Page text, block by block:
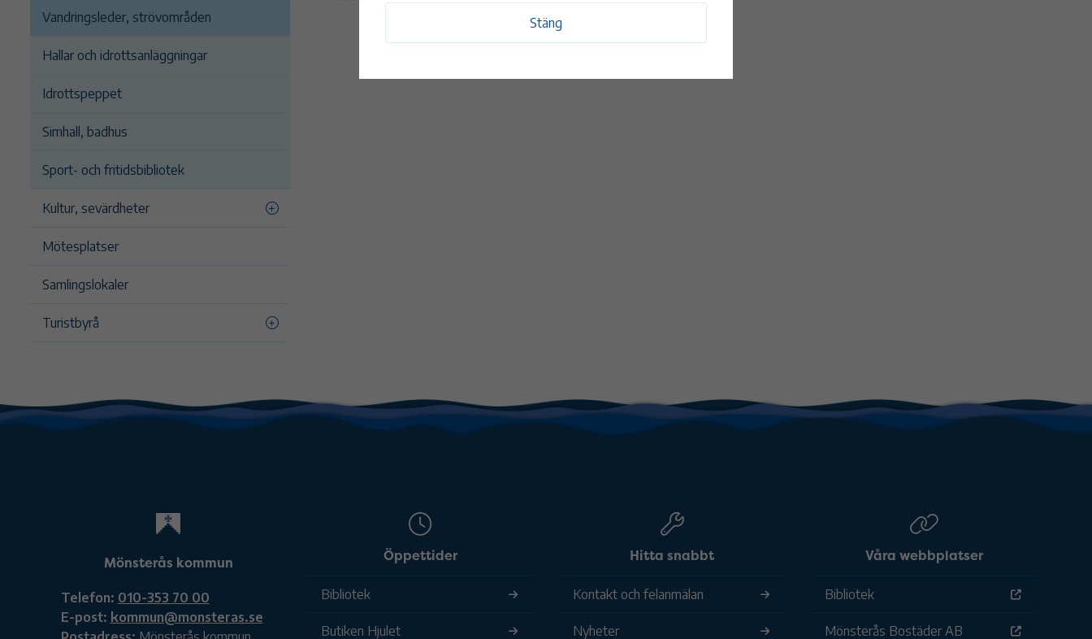
Vandringsleder, strövområden
Hallar och idrottsanläggningar
Idrottspeppet
Simhall, badhus
Sport- och fritidsbibliotek
Kultur, sevärdheter
Mötesplatser
Samlingslokaler
Turistbyrå
Mönsterås kommun
Telefon: 010-353 70 00
E-post: kommun@monsteras.se
Öppettider
Bibliotek
Butiken Hjulet
Hitta snabbt
Kontakt och felanmälan
Nyheter
Våra webbplatser
Bibliotek
Mönsterås Bostäder AB
Stäng